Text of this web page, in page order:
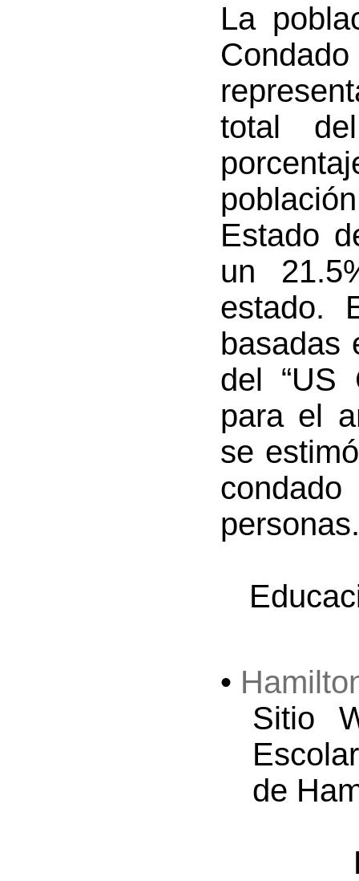
La
total
Estado
un
estado.
basadas
del “US
para el
se
personas.
•
Sitio
de